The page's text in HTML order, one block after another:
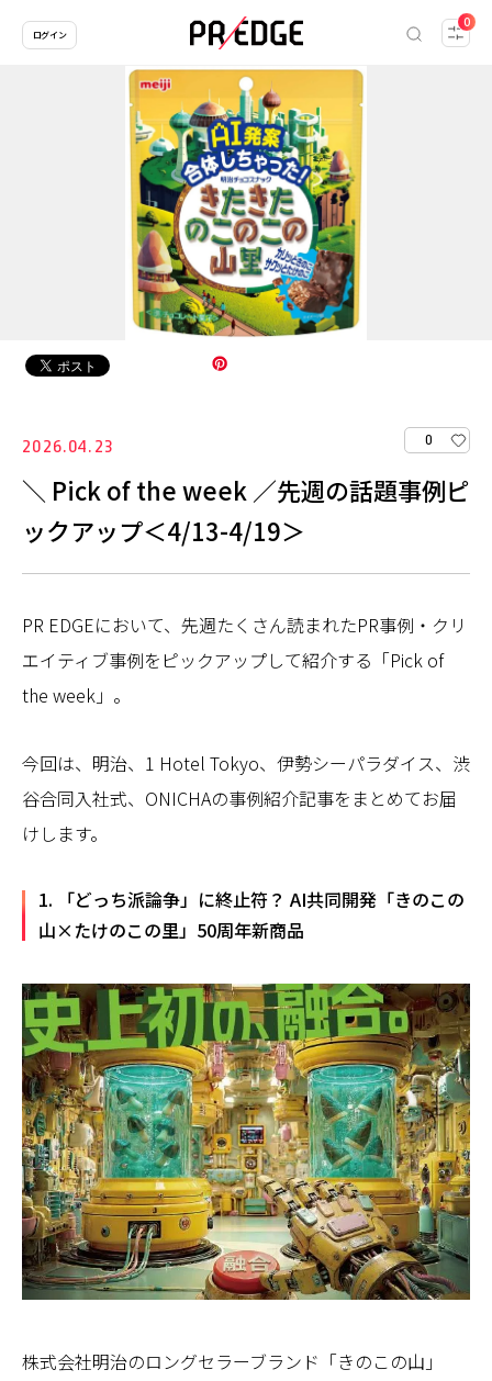
0
ログイン
2026.04.23 0
＼ Pick of the week ／先週の話題事例ピ
ックアップ＜4/13-4/19＞
PR EDGEにおいて、先週たくさん読まれたPR事例・クリ
エイティブ事例をピックアップして紹介する「Pick of
the week」。
今回は、明治、1 Hotel Tokyo、伊勢シーパラダイス、渋
谷合同入社式、ONICHAの事例紹介記事をまとめてお届
けします。
1. 「どっち派論争」に終止符？ AI共同開発「きのこの
山×たけのこの里」50周年新商品
株式会社明治のロングセラーブランド「きのこの山」